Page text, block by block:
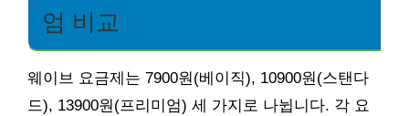
엄 비교
웨이브 요금제는 7900원(베이직), 10900원(스탠다
드), 13900원(프리미엄) 세 가지로 나뉩니다. 각 요